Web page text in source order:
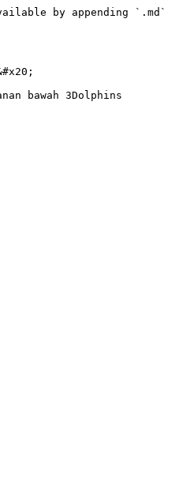
by appending `.md`
bawah 3Dolphins